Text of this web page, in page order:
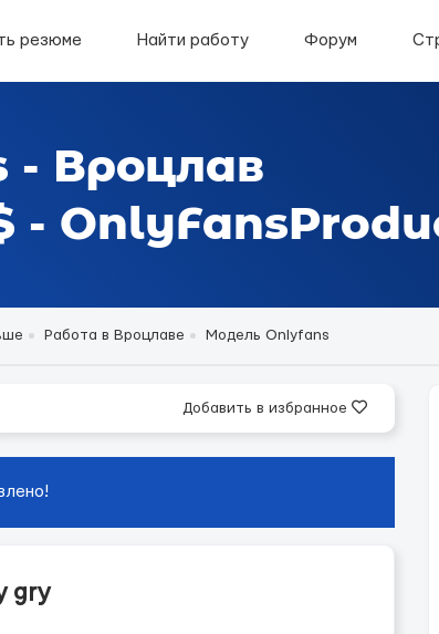
резюме Найти работу Форум
- Вроцлав
-
Работа в Вроцлаве Модель Onlyfans
Добавить в избранное
gry